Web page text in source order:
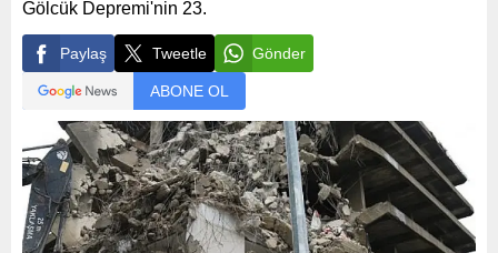
Gölcük Depremi'nin 23.
Paylaş Tweetle Gönder
ABONE OL